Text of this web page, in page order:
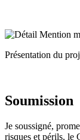
Présentation du
Soumission
Je soussigné,
risques et périls, le